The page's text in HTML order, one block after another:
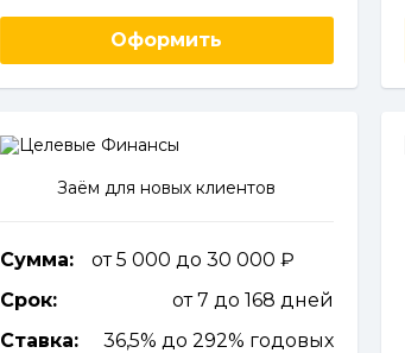
Оформить
Заём для новых клиентов
Сумма:
от 5 000 до 30 000
Срок:
от 7 до 168 дней
Ставка:
36,5% до 292% годовых